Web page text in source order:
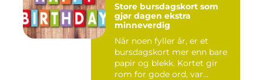
Store bursdagskort som
gjør dagen ekstra
minneverdig
Når noen fyller år, er et
bursdagskort mer enn bare
papir og blekk. Kortet gir
rom for gode ord, var...